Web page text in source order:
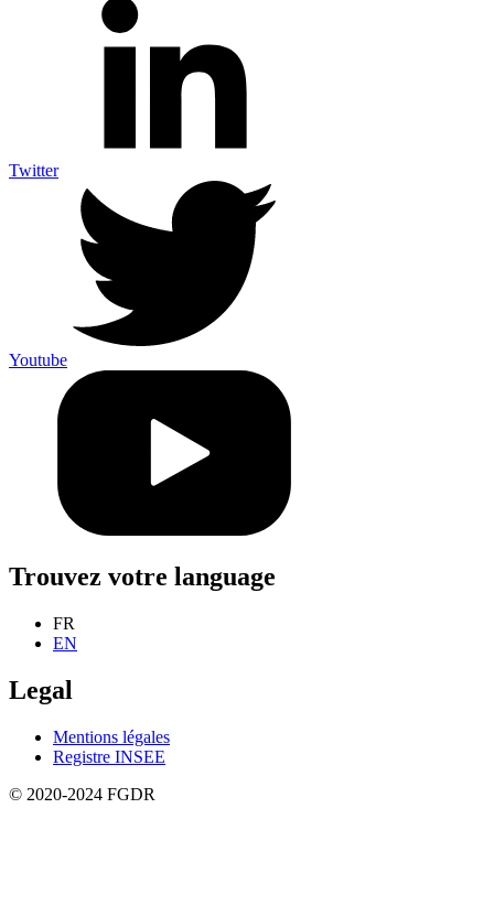
Twitter
Youtube
Trouvez votre language
FR
EN
Legal
Mentions légales
Registre INSEE
© 2020-2024 FGDR